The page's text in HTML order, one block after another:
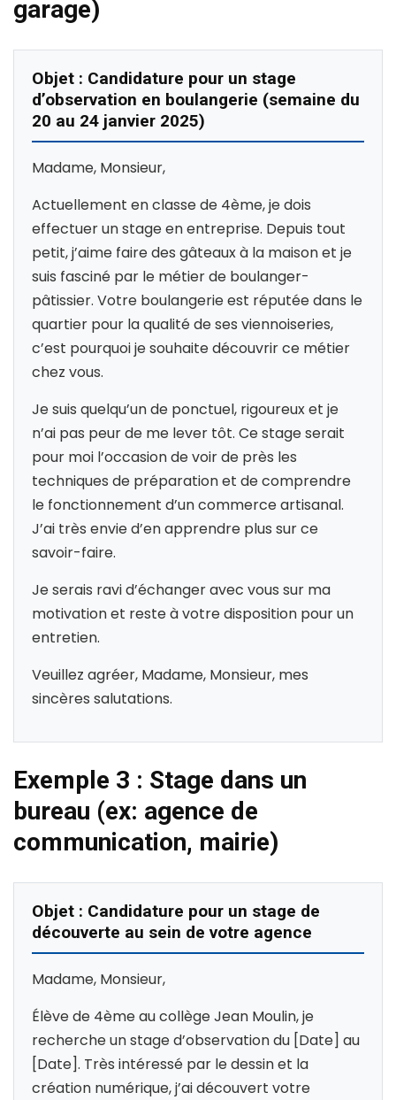
garage)
Objet : Candidature pour un stage
d’observation en boulangerie (semaine du
20 au 24 janvier 2025)
Madame, Monsieur,
Actuellement en classe de 4ème, je dois
effectuer un stage en entreprise. Depuis tout
petit, j’aime faire des gâteaux à la maison et je
suis fasciné par le métier de boulanger-
pâtissier. Votre boulangerie est réputée dans le
quartier pour la qualité de ses viennoiseries,
c’est pourquoi je souhaite découvrir ce métier
chez vous.
Je suis quelqu’un de ponctuel, rigoureux et je
n’ai pas peur de me lever tôt. Ce stage serait
pour moi l’occasion de voir de près les
techniques de préparation et de comprendre
le fonctionnement d’un commerce artisanal.
J’ai très envie d’en apprendre plus sur ce
savoir-faire.
Je serais ravi d’échanger avec vous sur ma
motivation et reste à votre disposition pour un
entretien.
Veuillez agréer, Madame, Monsieur, mes
sincères salutations.
Exemple 3 : Stage dans un
bureau (ex: agence de
communication, mairie)
Objet : Candidature pour un stage de
découverte au sein de votre agence
Madame, Monsieur,
Élève de 4ème au collège Jean Moulin, je
recherche un stage d’observation du [Date] au
[Date]. Très intéressé par le dessin et la
création numérique, j’ai découvert votre